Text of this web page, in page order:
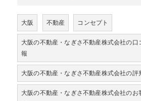
大阪 不動産 コンセプト
大阪の不動産・なぎさ不動産株式会社の口
報
大阪の不動産・なぎさ不動産株式会社の評
大阪の不動産・なぎさ不動産株式会社のお